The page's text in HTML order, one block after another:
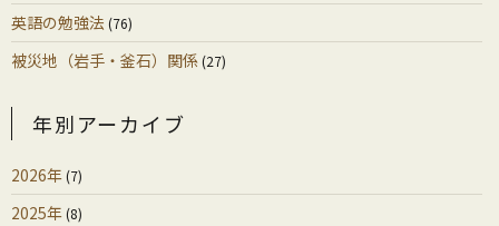
英語の勉強法 (76)
被災地（岩手・釜石）関係(27)
年別アーカイブ
2026年(7)
2025年(8)